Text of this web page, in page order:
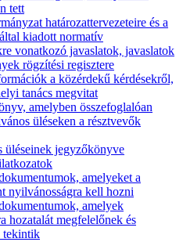
tett
határozattervezeteire és a
kiadott normatív
vonatkozó javaslatok, javaslatok
rögzítési regisztere
a közérdekű kérdésekről,
tanács megvitat
amelyben összefoglalóan
üléseken a résztvevők
üléseinek jegyzőkönyve
amelyeket a
nyilvánosságra kell hozni
amelyek
hozatalát megfelelőnek és
tekintik